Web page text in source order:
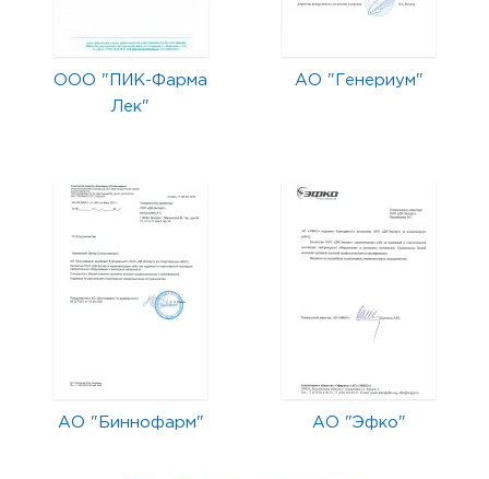
ООО "ПИК-Фарма
Лек"
АО "Генериум"
АО "Биннофарм" АО "Эфко"